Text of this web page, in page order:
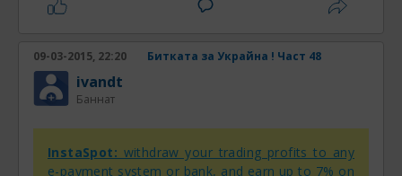
09-03-2015, 22:20 Битката за Украйна ! Част 48
ivandt
Баннат
InstaSpot: withdraw your trading profits to any
e-payment system or bank, and earn up to 7% on